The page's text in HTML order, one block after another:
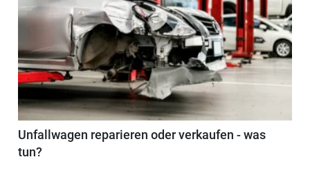
Unfallwagen reparieren oder verkaufen - was
tun?